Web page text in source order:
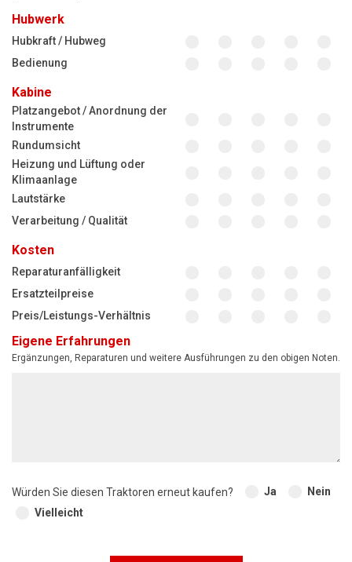
Hubwerk
Hubkraft / Hubweg
Bedienung
Kabine
Platzangebot / Anordnung der
Instrumente
Rundumsicht
Heizung und Lüftung oder
Klimaanlage
Lautstärke
Verarbeitung / Qualität
Kosten
Reparaturanfälligkeit
Ersatzteilpreise
Preis/Leistungs-Verhältnis
Eigene Erfahrungen
Ergänzungen, Reparaturen und weitere Ausführungen zu den obigen Noten.
Würden Sie diesen Traktoren erneut kaufen? Ja
Nein
Vielleicht